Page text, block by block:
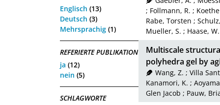
Englisch (13)
Deutsch (3)
Mehrsprachig (1)
REFERIERTE PUBLIKATION
ja (12)
nein (5)
SCHLAGWORTE
; Follmann, R. ;
Rabe, Torsten ;
Mueller, S. ; Haase, W.
Multiscale
polyhedra gel by
Wang, Z. ; Villa
Kanamori, K. ;
Glen Jacob ; Pauw,